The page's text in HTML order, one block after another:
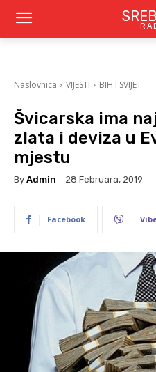
Naslovnica VIJESTI BIH I SVIJET
Švicarska ima
zlata i deviza u
mjestu
By Admin 28 Februara, 2019
Facebook